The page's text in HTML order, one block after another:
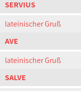
SERVIUS
lateinischer Gruß
AVE
lateinischer Gruß
SALVE